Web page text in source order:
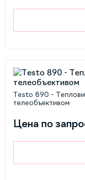
Testo 890 -
телеобъективом
Цена по